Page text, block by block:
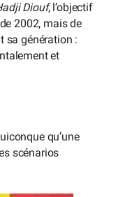
Diouf, l’objectif
2002, mais de
sa génération :
et
qu’une
scénarios